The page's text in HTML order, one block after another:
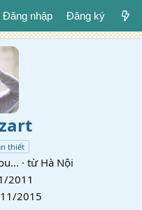
Đăng nhập Đăng ký
thiết
· từ Hà Nội
2011
2015